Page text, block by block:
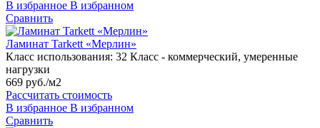
В избранное В избранном
Сравнить
Ламинат Tarkett «Мерлин»
Класс использования: 32 Класс - коммерческий, умеренные
нагрузки
669 руб./м2
Рассчитать стоимость
В избранное В избранном
Сравнить